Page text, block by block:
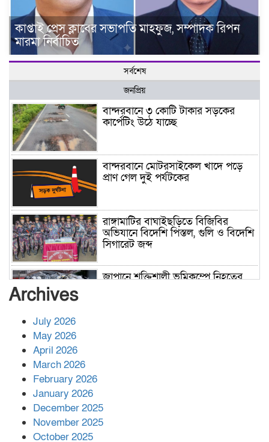
কাপ্তাই প্রেস ক্লাবের সভাপতি মাহফুজ, সম্পাদক রিপন
মারমা নির্বাচিত
সর্বশেষ
জনপ্রিয়
বান্দরবানে ৩ কোটি টাকার সড়কের
কার্পেটিং উঠে যাচ্ছে
বান্দরবানে মোটরসাইকেল খাদে পড়ে
প্রাণ গেল দুই পর্যটকের
রাঙ্গামাটির বাঘাইছড়িতে বিজিবির
অভিযানে বিদেশি পিস্তল, গুলি ও বিদেশি
সিগারেট জব্দ
জাপানে শক্তিশালী ভূমিকম্পে নিহতের
Archives
July 2026
May 2026
April 2026
March 2026
February 2026
January 2026
December 2025
November 2025
October 2025